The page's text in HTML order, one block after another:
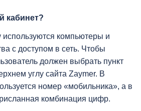
кабинет?
используются компьютеры и
с доступом в сеть. Чтобы
должен выбрать пункт
углу сайта Zaymer. В
номер «мобильника», а в
комбинация цифр.